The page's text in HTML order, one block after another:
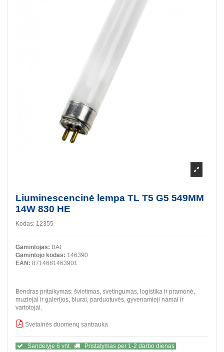
Liuminescencinė lempa TL T5 G5 549MM
14W 830 HE
Kodas: 12355
Gamintojas: BAI
Gamintojo kodas: 146390
EAN: 8714681463901
Bendras pritaikymas: švietimas, svetingumas, logistika ir pramonė,
muziejai ir galerijos, biurai, parduotuvės, gyvenamieji namai ir
vartotojai.
Svetainės duomenų santrauka
Sandėlyje 6 vnt. Pristatymas per 1-2 darbo dienas